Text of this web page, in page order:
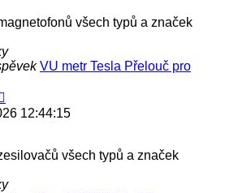
všech typů a značek
VU metr Tesla Přelouč pro
poslední
12:44:15
všech typů a značek